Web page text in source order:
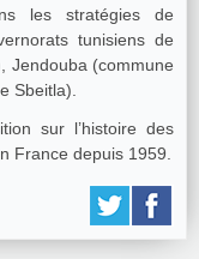
les stratégies de
tunisiens de
Jendouba (commune
Sbeitla).
sur l’histoire des
France depuis 1959.